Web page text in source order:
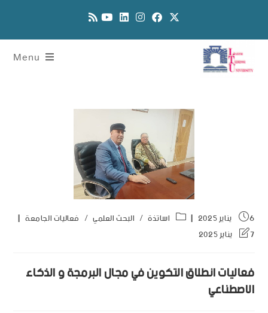
Menu
6 يناير 2025 اساتذة / البحث العلمي / فعاليات الجامعة
7 يناير 2025
فعاليات انطلاق التكوين في مجال البرمجة و الذكاء
الاصطناعي